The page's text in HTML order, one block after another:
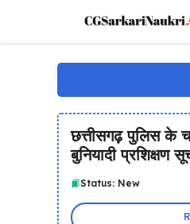
content
छत्तीसगढ़ पुलिस के
बुनियादी प्रशिक्षण
Status: New